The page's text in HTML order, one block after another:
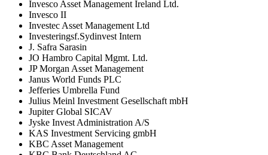
Invesco Asset Management Ireland Ltd.
Invesco II
Investec Asset Management Ltd
Investeringsf.Sydinvest Intern
J. Safra Sarasin
JO Hambro Capital Mgmt. Ltd.
JP Morgan Asset Management
Janus World Funds PLC
Jefferies Umbrella Fund
Julius Meinl Investment Gesellschaft mbH
Jupiter Global SICAV
Jyske Invest Administration A/S
KAS Investment Servicing gmbH
KBC Asset Management